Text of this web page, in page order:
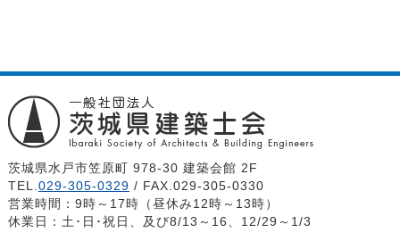
茨城県水戸市笠原町 978-30 建築会館 2F
TEL. 029-305-0329 / FAX.029-305-0330
営業時間：9時～17時（昼休み12時～13時）
休業日：土･日･祝日、及び8/13～16、12/29～1/3